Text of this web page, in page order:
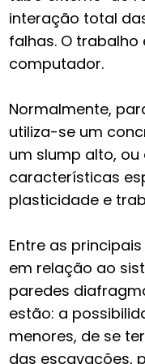
interação total
falhas. O
computador.
Normalmente,
utiliza-se um
um slump alto,
características
plasticidade e
Entre as
em relação ao
paredes
estão: a
menores, de se
das escavações,